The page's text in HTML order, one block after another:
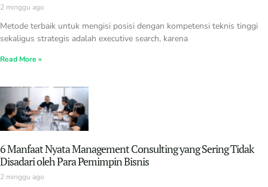
2 minggu ago
Metode terbaik untuk mengisi posisi dengan kompetensi teknis tinggi
sekaligus strategis adalah executive search, karena
Read More »
6 Manfaat Nyata Management Consulting yang Sering Tidak
Disadari oleh Para Pemimpin Bisnis
2 minggu ago